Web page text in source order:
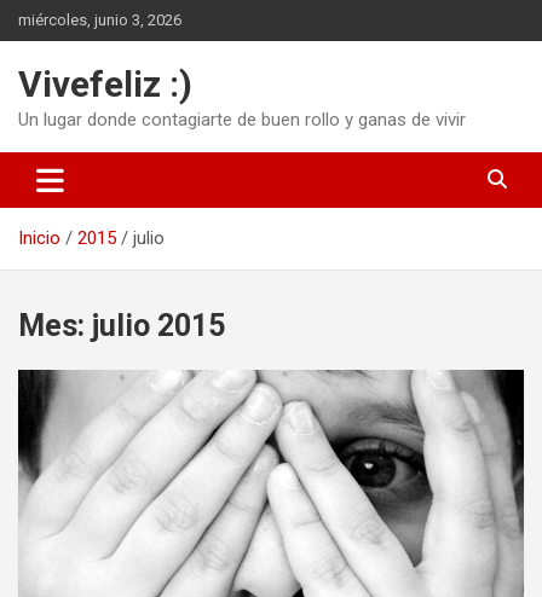
Saltar
al
miércoles, junio 3, 2026
Vivefeliz :)
Un lugar donde contagiarte de buen rollo y ganas de vivir
Inicio 2015 julio
Mes: julio 2015